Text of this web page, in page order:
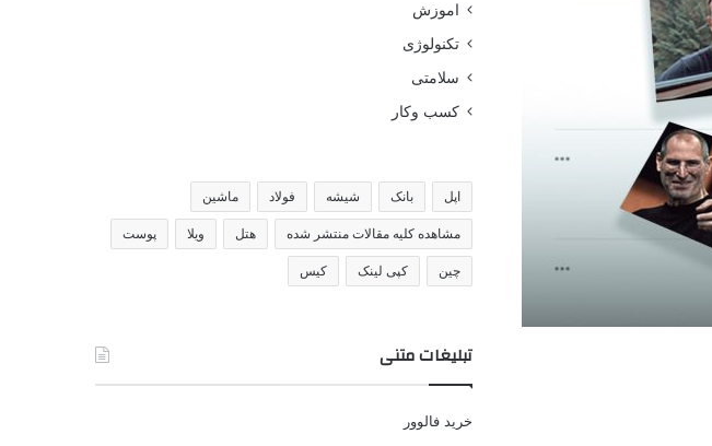
اموزش
تکنولوژی
سلامتی
کسب وکار
اپل بانک شیشه فولاد ماشین
مشاهده کلیه مقالات منتشر شده هتل ویلا پوست
چین کپی لینک کیس
تبلیغات متنی
خرید فالوور